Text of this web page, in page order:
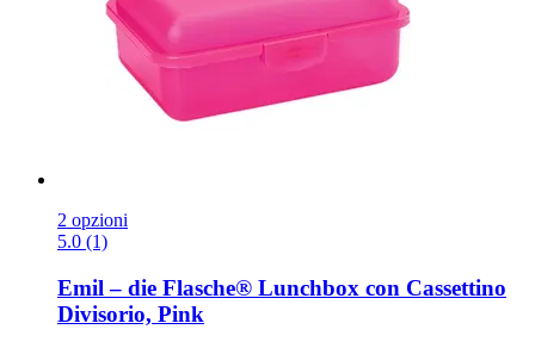
2 opzioni
5.0 (1)
Emil – die Flasche® Lunchbox con Cassettino
Divisorio, Pink